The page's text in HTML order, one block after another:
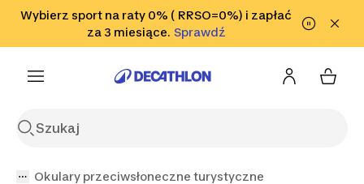
Przejdź do wyszukiwania Przejdź do treści
Przejdź
Wybierz sport na raty 0% ( RRSO=0%) i zapłać
za 3 miesiące. SprawdźSprawdź
Sprawdź
Okulary przeciwsłoneczne turystyczne